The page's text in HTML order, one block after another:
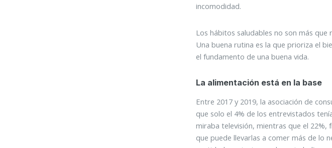
incomodidad.
Los hábitos saludables no son más
Una buena rutina es la que prioriza el
el fundamento de una buena vida.
La alimentación está en la base
Entre 2017 y 2019, la asociación de
que solo el 4% de los entrevistados
miraba televisión, mientras que el 22%,
que puede llevarlas a comer más de lo